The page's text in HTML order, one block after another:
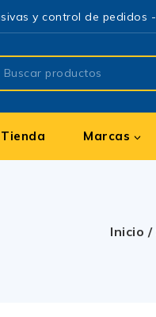
y control de pedidos -
Tienda Marcas
Inicio /